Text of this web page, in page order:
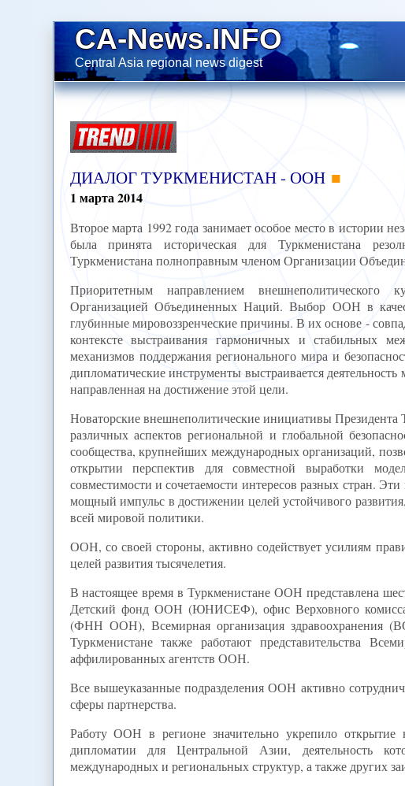
CA-News.INFO
Central Asia regional news digest
ДИАЛОГ ТУРКМЕНИСТАН - ООН
1 марта2014
Второе марта 1992 года занимает особое место в истории
была принята историческая для Туркменистана
Туркменистана полноправным членом Организации
Приоритетным направлением внешнеполитического
Организацией Объединенных Наций. Выбор ООН в
глубинные мировоззренческие причины. В их основе -
контексте выстраивания гармоничных и стабильных
механизмов поддержания регионального мира и
дипломатические инструменты выстраивается
направленная на достижение этой цели.
Новаторские внешнеполитические инициативы
различных аспектов региональной и глобальной
сообщества, крупнейших международных организаций,
открытии перспектив для совместной выработки
совместимости и сочетаемости интересов разных стран.
мощный импульс в достижении целей устойчивого
всей мировой политики.
ООН, со своей стороны, активно содействует усилиям
целей развития тысячелетия.
В настоящее время в Туркменистане ООН представлена
Детский фонд ООН (ЮНИСЕФ), офис Верховного
(ФНН ООН), Всемирная организация
Туркменистане также работают представительства
аффилированных агентств ООН.
Все вышеуказанные подразделения ООН активно
сферы партнерства.
Работу ООН в регионе значительно укрепило
дипломатии для Центральной Азии, деятельность
международных и региональных структур, а также других